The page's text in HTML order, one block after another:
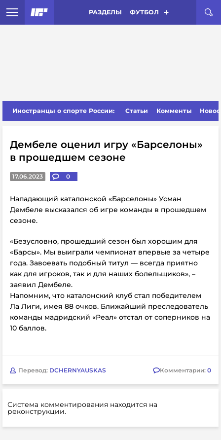
РАЗДЕЛЫ ФУТБОЛ
Иностранцы о спорте России: Статьи Комменты
Дембеле оценил игру «Барселоны»
в прошедшем сезоне
17.06.2023 0
Нападающий каталонской «Барселоны» Усман
Дембеле высказался об игре команды в прошедшем
сезоне.
«Безусловно, прошедший сезон был хорошим для
«Барсы». Мы выиграли чемпионат впервые за четыре
года. Завоевать подобный титул — всегда приятно
как для игроков, так и для наших болельщиков», –
заявил Дембеле.
Напомним, что каталонский клуб стал победителем
Ла Лиги, имея 88 очков. Ближайший преследователь
команды мадридский «Реал» отстал от соперников на
10 баллов.
Перевод: DCHERNYAUSKAS Комментарии: 0
Система комментирования находится на
реконструкции.